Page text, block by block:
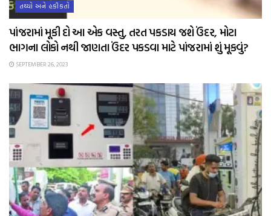
તથ્યો અને હકીકતો
પાંજરામાં મૂકી દો આ એક વસ્તુ, તરત પકડાય જશે ઉંદર, મોટા
ભાગના લોકો નથી જાણતા ઉંદર પકડવા માટે પાંજરામાં શું મૂકવું?
SEPTEMBER 26, 2023